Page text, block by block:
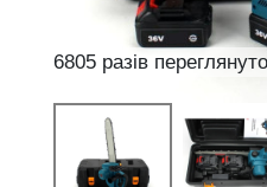
6805 разів